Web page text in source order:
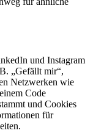
und Instagram
„Gefällt mir“,
Netzwerken wie
Code
und Cookies
für